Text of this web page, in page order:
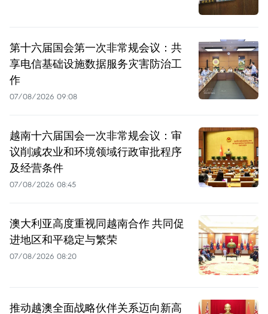
第十六届国会第一次非常规会议：共
享电信基础设施数据服务灾害防治工
作
07/08/2026 09:08
越南十六届国会一次非常规会议：审
议削减农业和环境领域行政审批程序
及经营条件
07/08/2026 08:45
澳大利亚高度重视同越南合作 共同促
进地区和平稳定与繁荣
07/08/2026 08:20
推动越澳全面战略伙伴关系迈向新高